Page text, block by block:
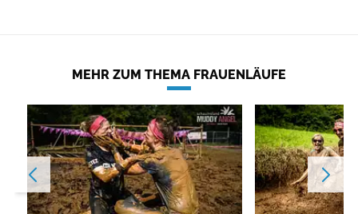
MEHR ZUM THEMA FRAUENLÄUFE